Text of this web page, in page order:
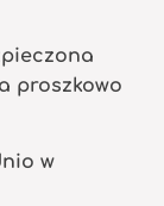
proszkowo
w